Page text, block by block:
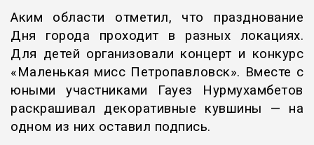
Аким области отметил, что празднование
Дня города проходит в разных локациях.
Для детей организовали концерт и конкурс
«Маленькая мисс Петропавловск». Вместе с
юными участниками Гауез Нурмухамбетов
раскрашивал декоративные кувшины — на
одном из них оставил подпись.